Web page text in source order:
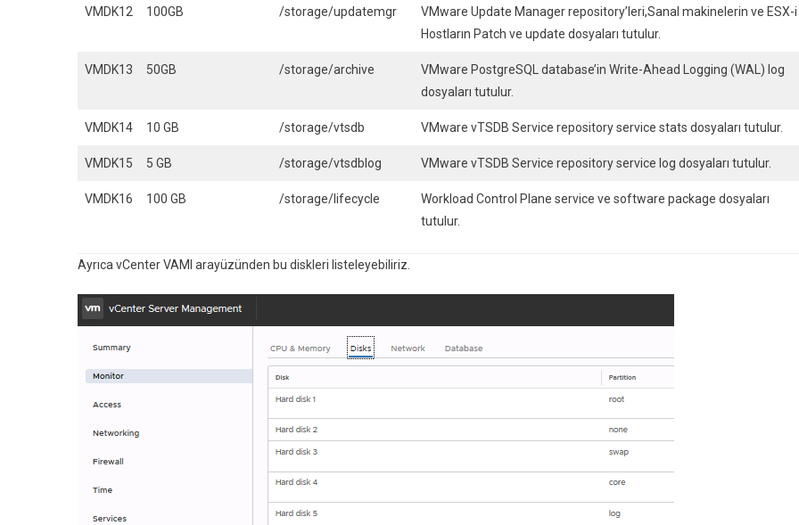
VMDK12 100GB /storage/updatemgr
VMware Update Manager repository’leri,Sanal makinelerin ve ESX-i
Hostların Patch ve update dosyaları tutulur.
VMDK13 50GB /storage/archive
VMware PostgreSQL database’in Write-Ahead Logging (WAL) log
dosyaları tutulur.
VMDK14 10 GB /storage/vtsdb VMware vTSDB Service repository service stats dosyaları tutulur.
VMDK15 5 GB /storage/vtsdblog VMware vTSDB Service repository service log dosyaları tutulur.
VMDK16 100 GB /storage/lifecycle
Workload Control Plane service ve software package dosyaları
tutulur.
Ayrıca vCenter VAMI arayüzünden bu diskleri listeleyebiliriz.